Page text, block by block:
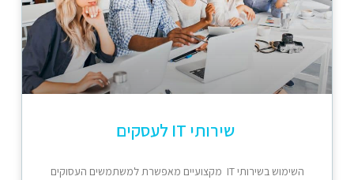
שירותי IT לעסקים
השימוש בשירותי IT מקצועיים מאפשרת למשתמשים העסוקים